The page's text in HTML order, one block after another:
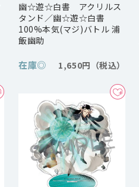
幽☆遊☆白書 アクリルス
タンド／幽☆遊☆白書
100%本気(マジ)バトル 浦
飯幽助
在庫◎ 1,650円